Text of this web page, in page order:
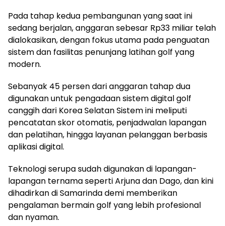
Pada tahap kedua pembangunan yang saat ini
sedang berjalan, anggaran sebesar Rp33 miliar telah
dialokasikan, dengan fokus utama pada penguatan
sistem dan fasilitas penunjang latihan golf yang
modern.
Sebanyak 45 persen dari anggaran tahap dua
digunakan untuk pengadaan sistem digital golf
canggih dari Korea Selatan Sistem ini meliputi
pencatatan skor otomatis, penjadwalan lapangan
dan pelatihan, hingga layanan pelanggan berbasis
aplikasi digital.
Teknologi serupa sudah digunakan di lapangan-
lapangan ternama seperti Arjuna dan Dago, dan kini
dihadirkan di Samarinda demi memberikan
pengalaman bermain golf yang lebih profesional
dan nyaman.